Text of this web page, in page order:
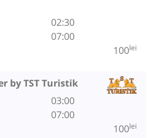
02:30
07:00
100lei
by TST Turistik
03:00
07:00
100lei